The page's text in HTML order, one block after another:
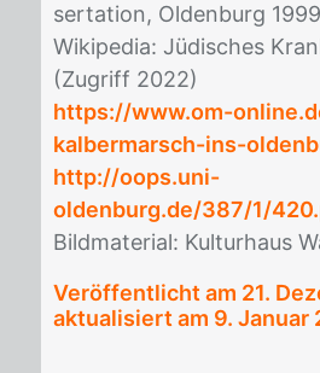
ser­ta­ti­on, Ol­den­burg 1999
Wi­ki­pe­dia: Jü­di­sches
(Zu­griff 2022)
https://www.om-
kalbermarsch-ins-
http://oops.uni-
oldenburg.de/387/1/
Bild­ma­te­ri­al: Kul­tur­haus
Veröffentlicht am 21.
aktualisiert am 9. Januar